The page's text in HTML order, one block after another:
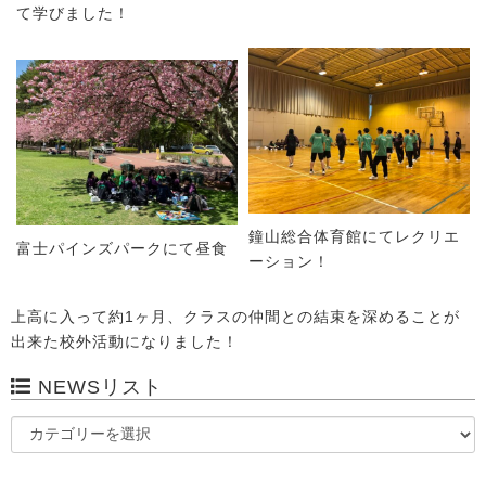
て学びました！
富士パインズパークにて昼食
鐘山総合体育館にてレクリエ
ーション！
上高に入って約1ヶ月、クラスの仲間との結束を深めることが
出来た校外活動になりました！
NEWSリスト